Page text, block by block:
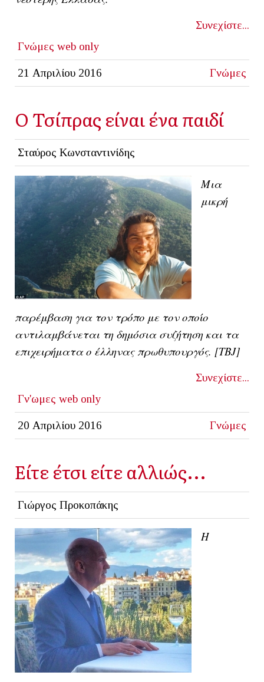
Συνεχίστε...
Γνώμες web only
21 Απριλίου 2016 Γνώμες
Ο Τσίπρας είναι ένα παιδί
Σταύρος Κωνσταντινίδης
Μια
μικρή
παρέμβαση για τον τρόπο με τον οποίο
αντιλαμβάνεται τη δημόσια συζήτηση και τα
επιχειρήματα ο έλληνας πρωθυπουργός. [ΤΒJ]
Συνεχίστε...
Γν'ωμες web only
20 Απριλίου 2016 Γνώμες
Είτε έτσι είτε αλλιώς...
Γιώργος Προκοπάκης
Η